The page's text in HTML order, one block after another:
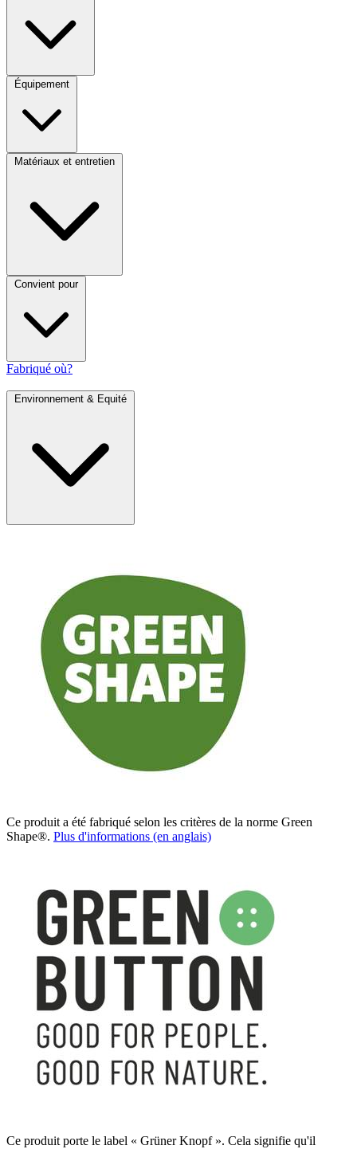
Équipement
Matériaux et entretien
Convient pour
Fabriqué où?
Environnement & Equité
Ce produit a été fabriqué selon les critères de la norme Green
Shape®. Plus d'informations (en anglais)
Ce produit porte le label « Grüner Knopf ». Cela signifie qu'il